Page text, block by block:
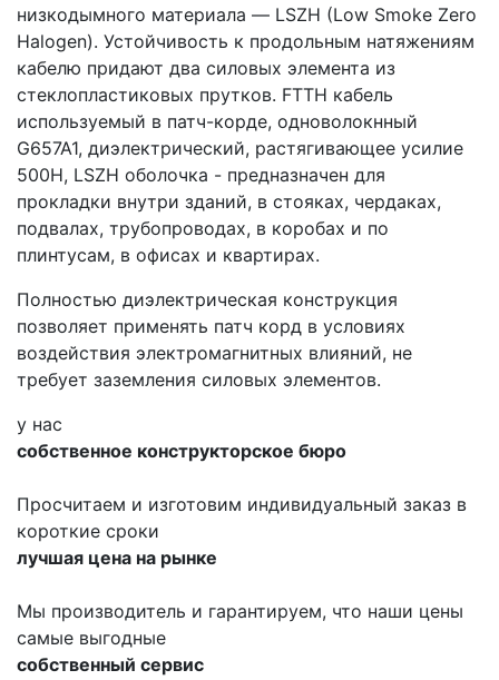
низкодымного материала — LSZH (Low Smoke Zero
Halogen). Устойчивость к продольным натяжениям
кабелю придают два силовых элемента из
стеклопластиковых прутков. FTTH кабель
используемый в патч-корде, одноволокнный
G657A1, диэлектрический, растягивающее усилие
500Н, LSZH оболочка - предназначен для
прокладки внутри зданий, в стояках, чердаках,
подвалах, трубопроводах, в коробах и по
плинтусам, в офисах и квартирах.
Полностью диэлектрическая конструкция
позволяет применять патч корд в условиях
воздействия электромагнитных влияний, не
требует заземления силовых элементов.
у нас
собственное конструкторское бюро
Просчитаем и изготовим индивидуальный заказ в
короткие сроки
лучшая цена на рынке
Мы производитель и гарантируем, что наши цены
самые выгодные
собственный сервис